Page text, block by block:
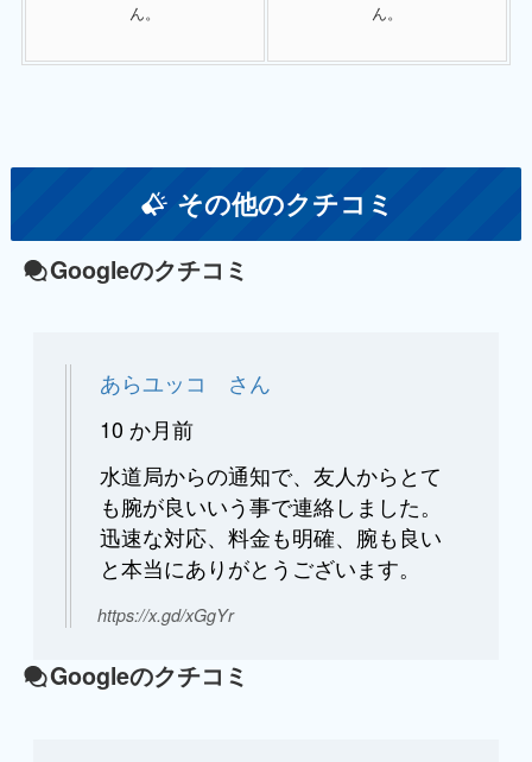
ん。 ん。
その他のクチコミ
Googleのクチコミ
あらユッコ さん
10 か月前
水道局からの通知で、友人からとて
も腕が良いいう事で連絡しました。
迅速な対応、料金も明確、腕も良い
と本当にありがとうございます。
https://x.gd/xGgYr
Googleのクチコミ